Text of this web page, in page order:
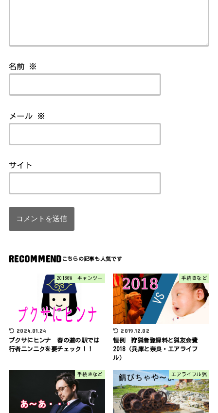
名前 ※
メール ※
サイト
RECOMMEND
2018GW キャンツー
2024.01.24
プクサにヒンナ 春の道の駅では
行者ニンニクを要チェック！！
手続きなど
2019.12.02
恒例 狩猟者登録料と猟友会費
2018（兵庫と奈良・エアライフ
ル）
手続きなど エアライフル猟